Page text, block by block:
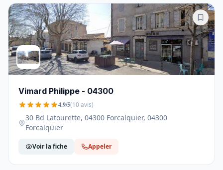
Vimard Philippe - 04300
4.9/5(10 avis)
30 Bd Latourette, 04300 Forcalquier, 04300
Forcalquier
Voir la fiche Appeler